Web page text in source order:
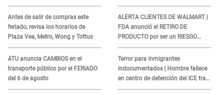
Antes de salir de compras este
feriado, revisa los horarios de
Plaza Vea, Metro, Wong y Tottus
ATU anuncia CAMBIOS en el
transporte público por el FERIADO
del 6 de agosto
ALERTA CLIENTES DE WALMART |
FDA anunció el RETIRO DE
PRODUCTO por ser un RIESGO
MORTAL para consumidores: ¿Cuál
es?
Terror para inmigrantes
indocumentados | Hombre fallece
en centro de detención del ICE tras
sufrir una "emergencia médica"